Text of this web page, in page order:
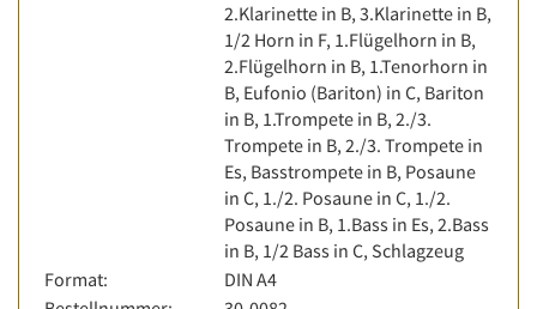
2.Klarinette in B, 3.Klarinette in B,
1/2 Horn in F, 1.Flügelhorn in B,
2.Flügelhorn in B, 1.Tenorhorn in
B, Eufonio (Bariton) in C, Bariton
in B, 1.Trompete in B, 2./3.
Trompete in B, 2./3. Trompete in
Es, Basstrompete in B, Posaune
in C, 1./2. Posaune in C, 1./2.
Posaune in B, 1.Bass in Es, 2.Bass
in B, 1/2 Bass in C, Schlagzeug
Format:
DIN A4